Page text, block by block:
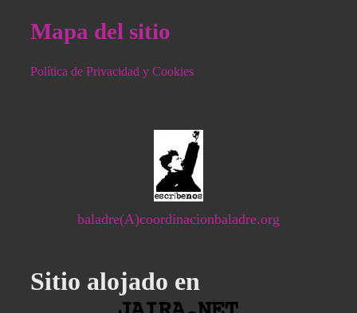
Mapa del sitio
Política de Privacidad y Cookies
baladre(A)coordinacionbaladre.org
Sitio alojado en